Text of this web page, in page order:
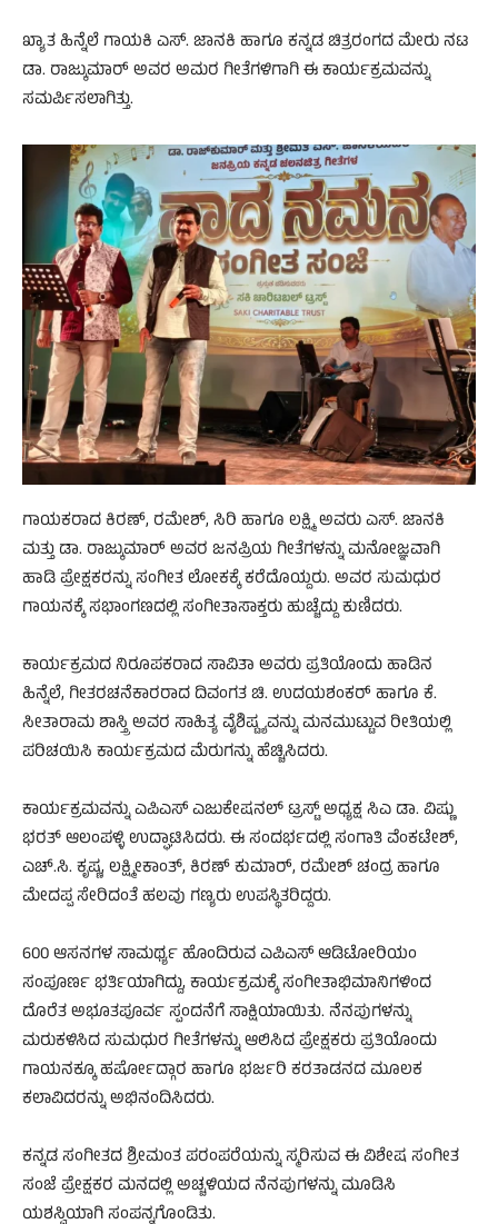
ಖ್ಯಾತ ಹಿನ್ನೆಲೆ ಗಾಯಕಿ ಎಸ್. ಜಾನಕಿ ಹಾಗೂ ಕನ್ನಡ ಚಿತ್ರರಂಗದ ಮೇರು ನಟ
ಡಾ. ರಾಜ್ಕುಮಾರ್ ಅವರ ಅಮರ ಗೀತೆಗಳಿಗಾಗಿ ಈ ಕಾರ್ಯಕ್ರಮವನ್ನು
ಸಮರ್ಪಿಸಲಾಗಿತ್ತು.
ಗಾಯಕರಾದ ಕಿರಣ್, ರಮೇಶ್, ಸಿರಿ ಹಾಗೂ ಲಕ್ಷ್ಮಿ ಅವರು ಎಸ್. ಜಾನಕಿ
ಮತ್ತು ಡಾ. ರಾಜ್ಕುಮಾರ್ ಅವರ ಜನಪ್ರಿಯ ಗೀತೆಗಳನ್ನು ಮನೋಜ್ಞವಾಗಿ
ಹಾಡಿ ಪ್ರೇಕ್ಷಕರನ್ನು ಸಂಗೀತ ಲೋಕಕ್ಕೆ ಕರೆದೊಯ್ದರು. ಅವರ ಸುಮಧುರ
ಗಾಯನಕ್ಕೆ ಸಭಾಂಗಣದಲ್ಲಿ ಸಂಗೀತಾಸಾಕ್ತರು ಹುಚ್ಚೆದ್ದು ಕುಣಿದರು.
ಕಾರ್ಯಕ್ರಮದ ನಿರೂಪಕರಾದ ಸಾವಿತಾ ಅವರು ಪ್ರತಿಯೊಂದು ಹಾಡಿನ
ಹಿನ್ನೆಲೆ, ಗೀತರಚನೆಕಾರರಾದ ದಿವಂಗತ ಚಿ. ಉದಯಶಂಕರ್ ಹಾಗೂ ಕೆ.
ಸೀತಾರಾಮ ಶಾಸ್ತ್ರಿ ಅವರ ಸಾಹಿತ್ಯ ವೈಶಿಷ್ಟ್ಯವನ್ನು ಮನಮುಟ್ಟುವ ರೀತಿಯಲ್ಲಿ
ಪರಿಚಯಿಸಿ ಕಾರ್ಯಕ್ರಮದ ಮೆರುಗನ್ನು ಹೆಚ್ಚಿಸಿದರು.
ಕಾರ್ಯಕ್ರಮವನ್ನು ಎಪಿಎಸ್ ಎಜುಕೇಷನಲ್ ಟ್ರಸ್ಟ್ ಅಧ್ಯಕ್ಷ ಸಿಎ ಡಾ. ವಿಷ್ಣು
ಭರತ್ ಆಲಂಪಳ್ಳಿ ಉದ್ಘಾಟಿಸಿದರು. ಈ ಸಂದರ್ಭದಲ್ಲಿ ಸಂಗಾತಿ ವೆಂಕಟೇಶ್,
ಎಚ್.ಸಿ. ಕೃಷ್ಣ, ಲಕ್ಷ್ಮೀಕಾಂತ್, ಕಿರಣ್ ಕುಮಾರ್, ರಮೇಶ್ ಚಂದ್ರ ಹಾಗೂ
ಮೇದಪ್ಪ ಸೇರಿದಂತೆ ಹಲವು ಗಣ್ಯರು ಉಪಸ್ಥಿತರಿದ್ದರು.
600 ಆಸನಗಳ ಸಾಮರ್ಥ್ಯ ಹೊಂದಿರುವ ಎಪಿಎಸ್ ಆಡಿಟೋರಿಯಂ
ಸಂಪೂರ್ಣ ಭರ್ತಿಯಾಗಿದ್ದು, ಕಾರ್ಯಕ್ರಮಕ್ಕೆ ಸಂಗೀತಾಭಿಮಾನಿಗಳಿಂದ
ದೊರೆತ ಅಭೂತಪೂರ್ವ ಸ್ಪಂದನೆಗೆ ಸಾಕ್ಷಿಯಾಯಿತು. ನೆನಪುಗಳನ್ನು
ಮರುಕಳಿಸಿದ ಸುಮಧುರ ಗೀತೆಗಳನ್ನು ಆಲಿಸಿದ ಪ್ರೇಕ್ಷಕರು ಪ್ರತಿಯೊಂದು
ಗಾಯನಕ್ಕೂ ಹರ್ಷೋದ್ಗಾರ ಹಾಗೂ ಭರ್ಜರಿ ಕರತಾಡನದ ಮೂಲಕ
ಕಲಾವಿದರನ್ನು ಅಭಿನಂದಿಸಿದರು.
ಕನ್ನಡ ಸಂಗೀತದ ಶ್ರೀಮಂತ ಪರಂಪರೆಯನ್ನು ಸ್ಮರಿಸುವ ಈ ವಿಶೇಷ ಸಂಗೀತ
ಸಂಜೆ ಪ್ರೇಕ್ಷಕರ ಮನದಲ್ಲಿ ಅಚ್ಚಳಿಯದ ನೆನಪುಗಳನ್ನು ಮೂಡಿಸಿ
ಯಶಸ್ವಿಯಾಗಿ ಸಂಪನ್ನಗೊಂಡಿತು.